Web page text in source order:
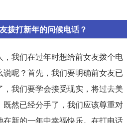
拨打新年的问候电话？
我们在过年时想给前女友拨个电
呢？首先，我们要明确前女友已
我们要学会接受现实，将过去美
然已经分手了，我们应该尊重对
新的一年中幸福快乐。在打电话